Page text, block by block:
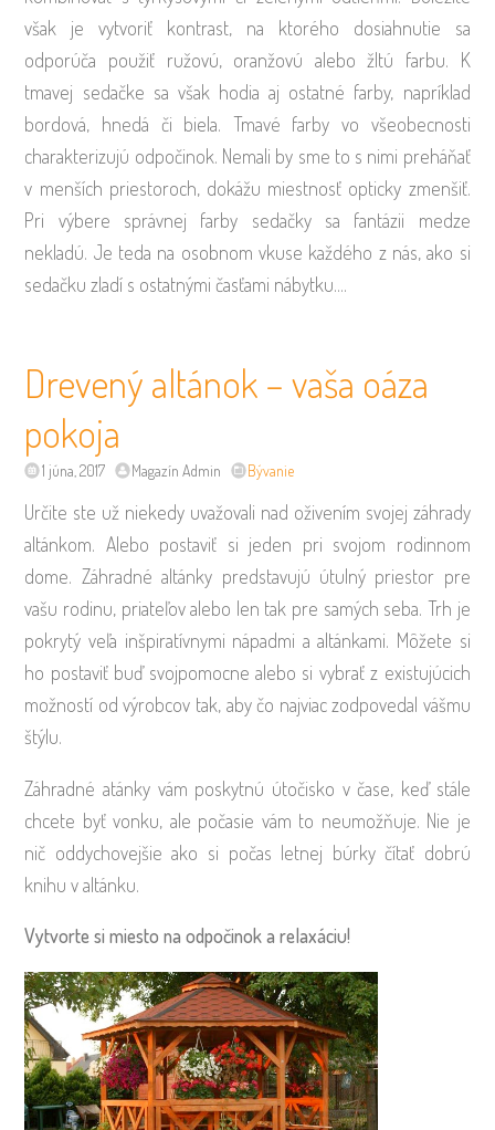
však je vytvoriť kontrast, na ktorého dosiahnutie sa
odporúča použiť ružovú, oranžovú alebo žltú farbu. K
tmavej sedačke sa však hodia aj ostatné farby, napríklad
bordová, hnedá či biela. Tmavé farby vo všeobecnosti
charakterizujú odpočinok. Nemali by sme to s nimi preháňať
v menších priestoroch, dokážu miestnosť opticky zmenšiť.
Pri výbere správnej farby sedačky sa fantázii medze
nekladú. Je teda na osobnom vkuse každého z nás, ako si
sedačku zladí s ostatnými časťami nábytku.…
Drevený altánok – vaša oáza
pokoja
1 júna, 2017 Magazín Admin Bývanie
Určite ste už niekedy uvažovali nad oživením svojej záhrady
altánkom. Alebo postaviť si jeden pri svojom rodinnom
dome. Záhradné altánky predstavujú útulný priestor pre
vašu rodinu, priateľov alebo len tak pre samých seba. Trh je
pokrytý veľa inšpiratívnymi nápadmi a altánkami. Môžete si
ho postaviť buď svojpomocne alebo si vybrať z existujúcich
možností od výrobcov tak, aby čo najviac zodpovedal vášmu
štýlu.
Záhradné atánky vám poskytnú útočisko v čase, keď stále
chcete byť vonku, ale počasie vám to neumožňuje. Nie je
nič oddychovejšie ako si počas letnej búrky čítať dobrú
knihu v altánku.
Vytvorte si miesto na odpočinok a relaxáciu!